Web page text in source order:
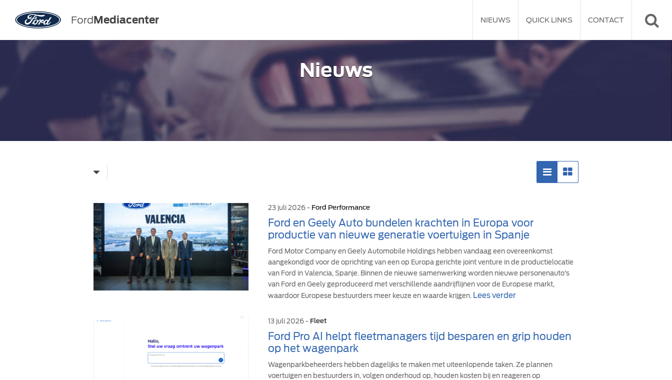
FordMediacenter NIEUWS QUICK LINKS CONTACT
Nieuws
23 juli 2026 - Ford Performance
Ford en Geely Auto bundelen krachten in Europa voor
productie van nieuwe generatie voertuigen in Spanje
Ford Motor Company en Geely Automobile Holdings hebben vandaag een overeenkomst
aangekondigd voor de oprichting van een op Europa gerichte joint venture in de productielocatie
van Ford in Valencia, Spanje. Binnen de nieuwe samenwerking worden nieuwe personenauto’s
van Ford en Geely geproduceerd met verschillende aandrijflijnen voor de Europese markt,
waardoor Europese bestuurders meer keuze en waarde krijgen. Lees verder
13 juli 2026 - Fleet
Ford Pro AI helpt fleetmanagers tijd besparen en grip houden
op het wagenpark
Wagenparkbeheerders hebben dagelijks te maken met uiteenlopende taken. Ze plannen
voertuigen en bestuurders in, volgen onderhoud op, houden kosten bij en reageren op